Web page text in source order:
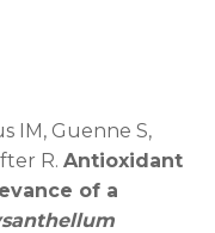
IM, Guenne S,
R. Antioxidant
of a